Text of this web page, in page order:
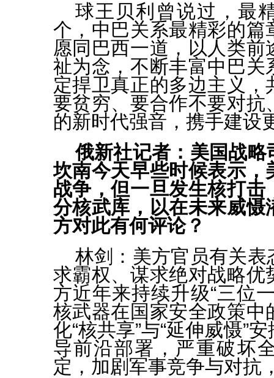
球王贝利曾说过，最
个，中巴关系最精彩的篇
愿同巴西一道，以人类前
祉为念，不断丰富中巴关
定捍卫真正的多边主义，
要贫穷、要合作不要对抗
的新时代强音，携手建设
俄新社记者：美国战
坎南今天早些时候表示，
战争，但一旦发生核打击
分核武库，以在未来威慑
方对此有何评论？
林剑：美方官员有关
求霸权、谋求绝对战略优
方近年来持续升级“三位
核武器在国家安全政策中
化“核共享”与“延伸威慑”
导前沿部署，严重破坏
定，加剧军事竞争与对抗